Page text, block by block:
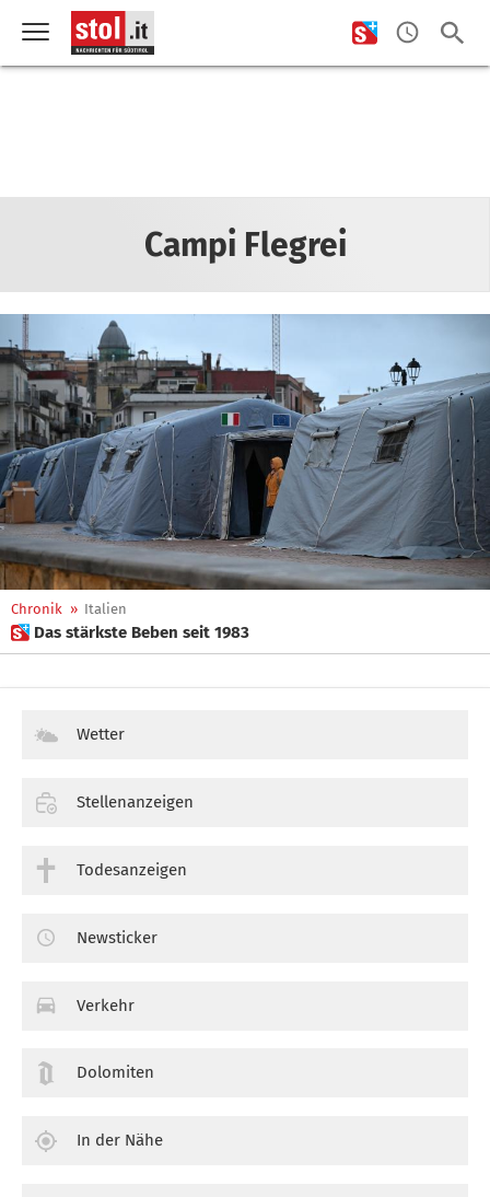
Campi Flegrei
Chronik » Italien
 Das stärkste Beben seit 1983
Wetter
Stellenanzeigen
Todesanzeigen
Newsticker
Verkehr
Dolomiten
In der Nähe